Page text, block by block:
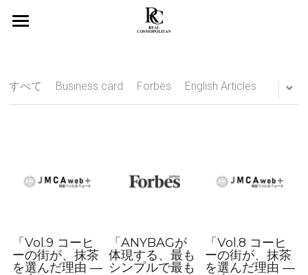
CEO Niena Etsuko Hino
Executive Perspectives
Consulting
Executive Presence
Public Speaking/Keynote Speach
Lecture
Product
すべて Business card Forbes English Articles
「Vol.9 コーヒ
ーの街が、抹茶
を選んだ理由 ―
「ANYBAGが
体現する、最も
シンプルで最も
「Vol.8 コーヒ
ーの街が、抹茶
を選んだ理由 ―
ブログカテゴリー
News